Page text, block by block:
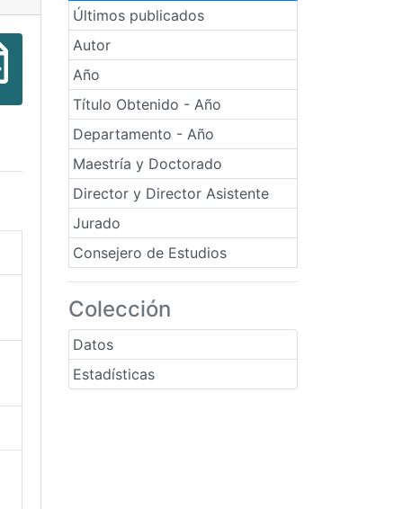
Últimos publicados
Autor
Año
Título Obtenido - Año
Departamento - Año
Maestría y Doctorado
Director y Director Asistente
Jurado
Consejero de Estudios
Colección
Datos
Estadísticas